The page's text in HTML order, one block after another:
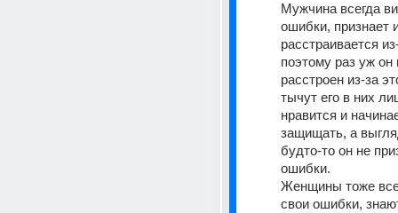
Мужчина всегда
ошибки, признает
расстраивается
поэтому раз уж он
расстроен из-за
тычут его в них
нравится и
защищать, а
будто-то он не
ошибки.
Женщины тоже
свои ошибки,